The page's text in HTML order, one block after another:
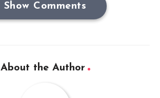
Show Comments
About the Author